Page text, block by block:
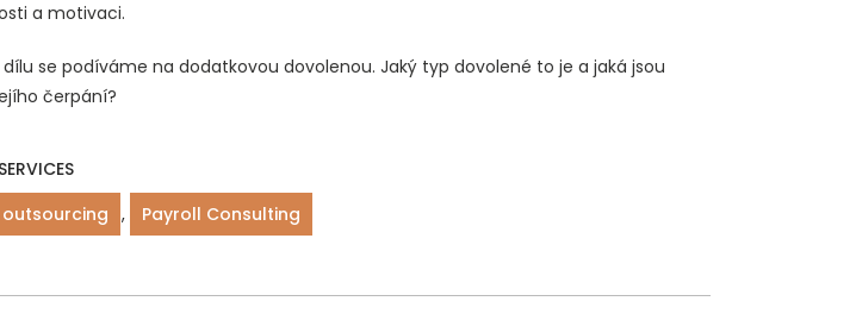
a motivaci.
se podíváme na dodatkovou dovolenou. Jaký typ dovolené to je a jaká jsou
čerpání?
, Payroll Consulting